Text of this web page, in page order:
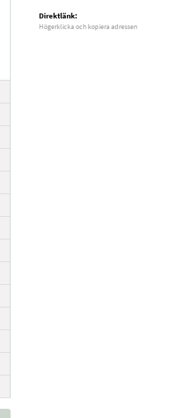
Direktlänk:
Högerklicka och kopiera adressen